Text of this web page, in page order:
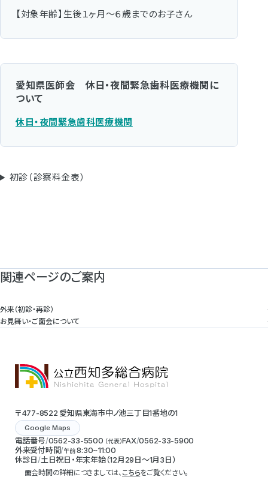
【対象年齢】生後１ヶ月～６歳までのお子さん
愛知県医師会 休日・夜間緊急歯科医療機関に
ついて
休日・夜間緊急歯科医療機関
初診（診察料金表）
関連ページのご案内
外来（初診・再診）
お見舞い・ご面会について
〒477-8522 愛知県東海市中ノ池三丁目1番地の1
Google Maps
電話番号 0562-33-5500 （代表）FAX 0562-33-5900
外来受付時間 午前 8:30~11:00
休診日 土日祝日・年末年始（12月29日～1月3日）
面会時間の詳細につきましては、 こちらをご覧ください。